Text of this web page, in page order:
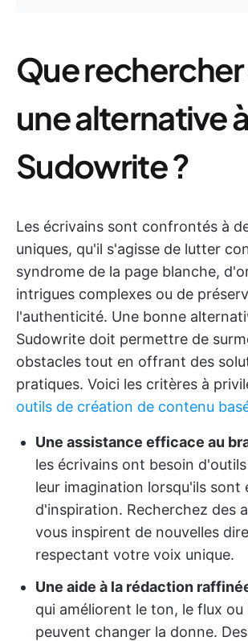
Que
une alternative à
Sudowrite ?
Les écrivains sont confrontés à
uniques, qu'il s'agisse de lutter
syndrome de la page blanche,
intrigues complexes ou de
l'authenticité. Une bonne
Sudowrite doit permettre de
obstacles tout en offrant des
pratiques. Voici les critères à
outils de création de contenu
Une assistance efficace au
les écrivains ont besoin
leur imagination lorsqu'ils sont
d'inspiration. Recherchez des
vous inspirent de nouvelles
respectant votre voix unique.
Une aide à la rédaction
qui améliorent le ton, le flux ou
peuvent changer la donne. Des